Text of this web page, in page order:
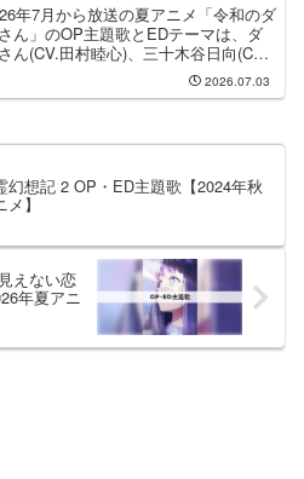
年7月から放送の夏アニメ「令和のダ
ん」のOP主題歌とEDテーマは、ダ
ん(CV.田村睦心)、三十木谷日向(CV.
田美波)、三十木谷薫(CV.寺澤百花)、ナ
ーション(CV.てらそままさき) さんと
2026.07.03
幻想記 2 OP・ED主題歌【2024年秋
メ】
えない恋
年夏アニ